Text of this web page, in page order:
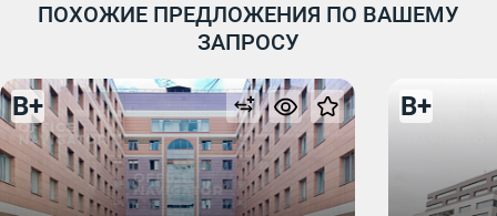
ПОХОЖИЕ ПРЕДЛОЖЕНИЯ ПО ВАШЕМУ
ЗАПРОСУ
B+ B+